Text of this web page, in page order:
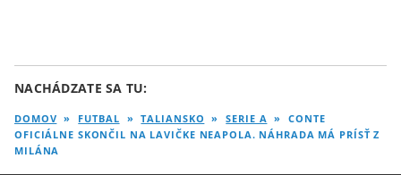
NACHÁDZATE SA TU:
DOMOV » FUTBAL » TALIANSKO » SERIE A »
CONTE
OFICIÁLNE SKONČIL NA LAVIČKE NEAPOLA. NÁHRADA MÁ PRÍSŤ Z
MILÁNA